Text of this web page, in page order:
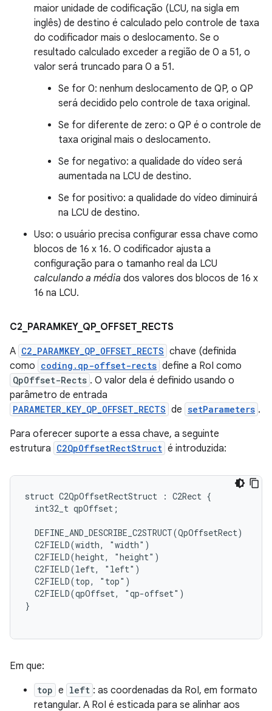
maior unidade de codificação (LCU, na sigla em
inglês) de destino é calculado pelo controle de taxa
do codificador mais o deslocamento. Se o
resultado calculado exceder a região de 0 a 51, o
valor será truncado para 0 a 51.
Se for 0: nenhum deslocamento de QP, o QP
será decidido pelo controle de taxa original.
Se for diferente de zero: o QP é o controle de
taxa original mais o deslocamento.
Se for negativo: a qualidade do vídeo será
aumentada na LCU de destino.
Se for positivo: a qualidade do vídeo diminuirá
na LCU de destino.
Uso: o usuário precisa configurar essa chave como
blocos de 16 x 16. O codificador ajusta a
configuração para o tamanho real da LCU
calculando a média dos valores dos blocos de 16 x
16 na LCU.
C2 PARAMKEY_ QP_ OFFSET RECTS
A C2_PARAMKEY_QP_OFFSET_RECTS chave (definida
como coding.qp-offset-rects define a RoI como
QpOffset-Rects . O valor dela é definido usando o
parâmetro de entrada
PARAMETER_KEY_QP_OFFSET_RECTS de setParameters .
Para oferecer suporte a essa chave, a seguinte
estrutura C2QpOffsetRectStruct é introduzida:
struct C2QpOffsetRectStruct : C2Rect {
  int32_t qpOffset;
  DEFINE_AND_DESCRIBE_C2STRUCT(QpOffsetRect)
  C2FIELD(width, "width")
  C2FIELD(height, "height")
  C2FIELD(left, "left")
  C2FIELD(top, "top")
  C2FIELD(qpOffset, "qp-offset")
}
Em que:
top e left : as coordenadas da RoI, em formato
retangular. A RoI é esticada para se alinhar aos